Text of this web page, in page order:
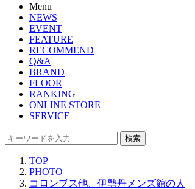
Menu
NEWS
EVENT
FEATURE
RECOMMEND
Q&A
BRAND
FLOOR
RANKING
ONLINE STORE
SERVICE
検索
TOP
PHOTO
コロンブス他、伊勢丹メンズ館の人